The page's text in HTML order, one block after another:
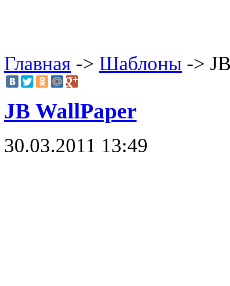
Главная -> Шаблоны ->
JB WallPaper
30.03.2011 13:49